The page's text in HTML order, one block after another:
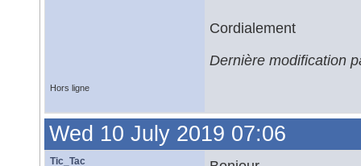
Cordialement
Dernière modification
Hors ligne
Wed 10 July 2019 07:06
Tic_Tac